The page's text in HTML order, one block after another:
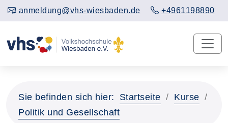
anmeldung@vhs-wiesbaden.de +4961198890
Sie befinden sich hier: Startseite
Kurse
Politik und Gesellschaft